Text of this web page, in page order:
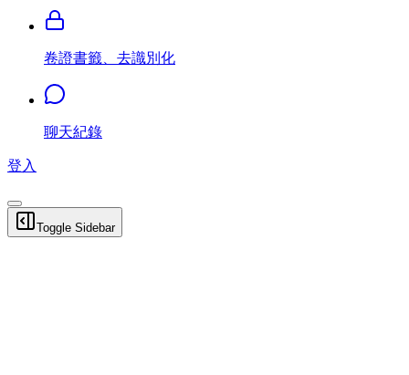
卷證書籤、去識別化
聊天紀錄
登入
Toggle Sidebar